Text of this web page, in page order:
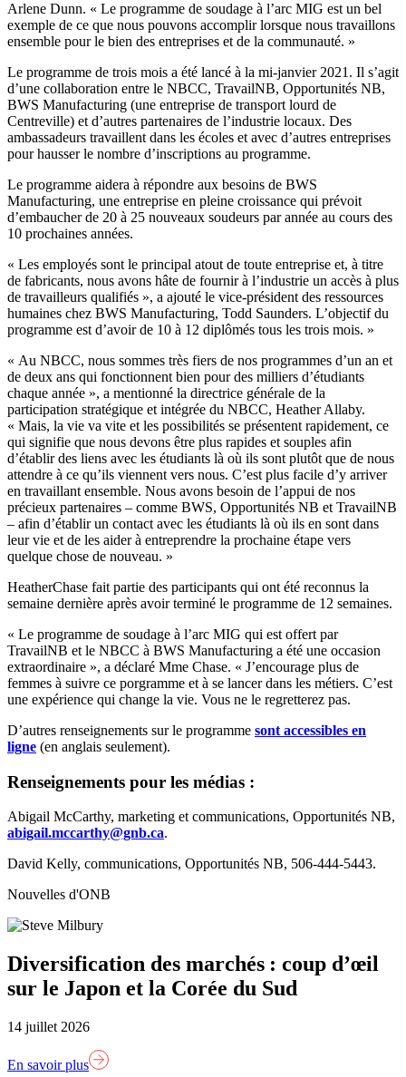
Arlene Dunn. « Le programme de soudage à l’arc MIG est un bel
exemple de ce que nous pouvons accomplir lorsque nous travaillons
ensemble pour le bien des entreprises et de la communauté. »
Le programme de trois mois a été lancé à la mi-janvier 2021. Il s’agit
d’une collaboration entre le NBCC, TravailNB, Opportunités NB,
BWS Manufacturing (une entreprise de transport lourd de
Centreville) et d’autres partenaires de l’industrie locaux. Des
ambassadeurs travaillent dans les écoles et avec d’autres entreprises
pour hausser le nombre d’inscriptions au programme.
Le programme aidera à répondre aux besoins de BWS
Manufacturing, une entreprise en pleine croissance qui prévoit
d’embaucher de 20 à 25 nouveaux soudeurs par année au cours des
10 prochaines années.
« Les employés sont le principal atout de toute entreprise et, à titre
de fabricants, nous avons hâte de fournir à l’industrie un accès à plus
de travailleurs qualifiés », a ajouté le vice-président des ressources
humaines chez BWS Manufacturing, Todd Saunders. L’objectif du
programme est d’avoir de 10 à 12 diplômés tous les trois mois. »
« Au NBCC, nous sommes très fiers de nos programmes d’un an et
de deux ans qui fonctionnent bien pour des milliers d’étudiants
chaque année », a mentionné la directrice générale de la
participation stratégique et intégrée du NBCC, Heather Allaby.
« Mais, la vie va vite et les possibilités se présentent rapidement, ce
qui signifie que nous devons être plus rapides et souples afin
d’établir des liens avec les étudiants là où ils sont plutôt que de nous
attendre à ce qu’ils viennent vers nous. C’est plus facile d’y arriver
en travaillant ensemble. Nous avons besoin de l’appui de nos
précieux partenaires – comme BWS, Opportunités NB et TravailNB
– afin d’établir un contact avec les étudiants là où ils en sont dans
leur vie et de les aider à entreprendre la prochaine étape vers
quelque chose de nouveau. »
HeatherChase fait partie des participants qui ont été reconnus la
semaine dernière après avoir terminé le programme de 12 semaines.
« Le programme de soudage à l’arc MIG qui est offert par
TravailNB et le NBCC à BWS Manufacturing a été une occasion
extraordinaire », a déclaré Mme Chase. « J’encourage plus de
femmes à suivre ce porgramme et à se lancer dans les métiers. C’est
une expérience qui change la vie. Vous ne le regretterez pas.
D’autres renseignements sur le programme sont accessibles en
ligne (en anglais seulement).
Renseignements pour les médias :
Abigail McCarthy, marketing et communications, Opportunités NB,
abigail.mccarthy@gnb.ca.
David Kelly, communications, Opportunités NB, 506-444-5443.
Nouvelles d'ONB
Diversification des marchés : coup d’œil
sur le Japon et la Corée du Sud
14 juillet 2026
En savoir plus